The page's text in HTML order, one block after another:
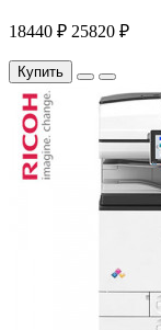
18440 ₽ 25820 ₽
Купить